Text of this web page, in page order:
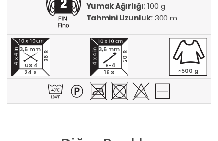
Yumak Ağırlığı:100 g
Tahmini Uzunluk:300 m
24 S
36 R
3,5 mm
US 4
16 S
20 R
3,5 mm
E-4
~500 g